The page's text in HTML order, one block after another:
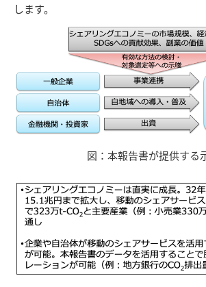
します。
図：本報告書が提供する